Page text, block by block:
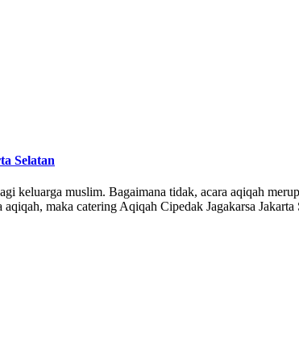
Selatan
keluarga muslim. Bagaimana tidak, acara aqiqah
maka catering Aqiqah Cipedak Jagakarsa